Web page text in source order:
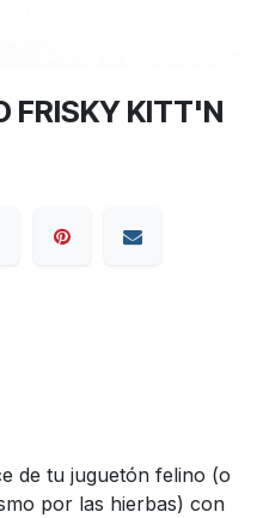
FRISKY KITT'N
de tu juguetón felino (o
por las hierbas) con